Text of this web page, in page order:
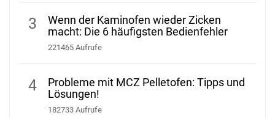
3
Wenn der Kaminofen wieder Zicken
macht: Die 6 häufigsten Bedienfehler
221465 Aufrufe
4
Probleme mit MCZ Pelletofen: Tipps und
Lösungen!
182733 Aufrufe